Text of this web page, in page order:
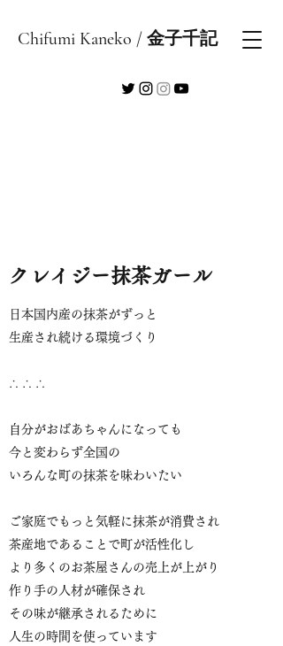
Chifumi Kaneko / 金子千記
​クレイジー抹茶ガール
日本国内産の抹茶がずっと
生産され続ける環境づくり
​∴ ∴ ∴
自分がおばあちゃんになっても
今と変わらず全国の
いろんな町の抹茶を味わいたい
ご家庭でもっと気軽に抹茶が消費され
茶産地であることで町が活性化し
より多くのお茶屋さんの売上が上がり
作り手の人材が確保され
その味が継承されるために
人生の時間を使っています